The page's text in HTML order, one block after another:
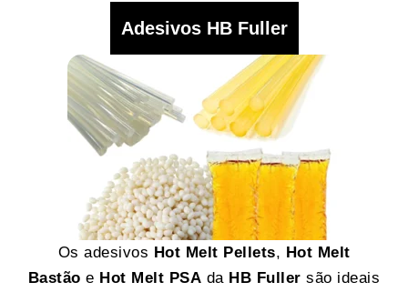
Adesivos HB Fuller
Os adesivos Hot Melt Pellets, Hot Melt
Bastão e Hot Melt PSA da HB Fuller são ideais